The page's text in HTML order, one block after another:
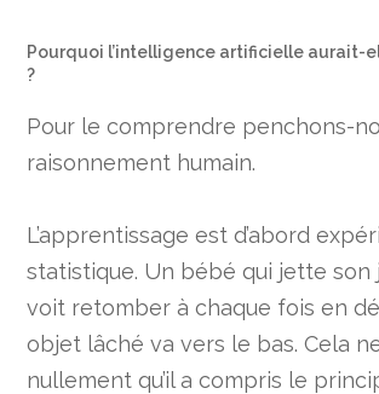
Pourquoi l’intelligence artificielle aurait-
?
Pour le comprendre penchons-
raisonnement humain.
L’apprentissage est d’abord
statistique. Un bébé qui jette son
voit retomber à chaque fois en
objet lâché va vers le bas. Cela
nullement qu’il a compris le